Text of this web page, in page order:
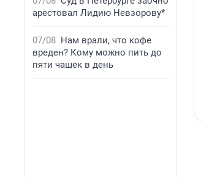
арестовал Лидию Невзорову*
07/08 Нам врали, что кофе
вреден? Кому можно пить до
пяти чашек в день